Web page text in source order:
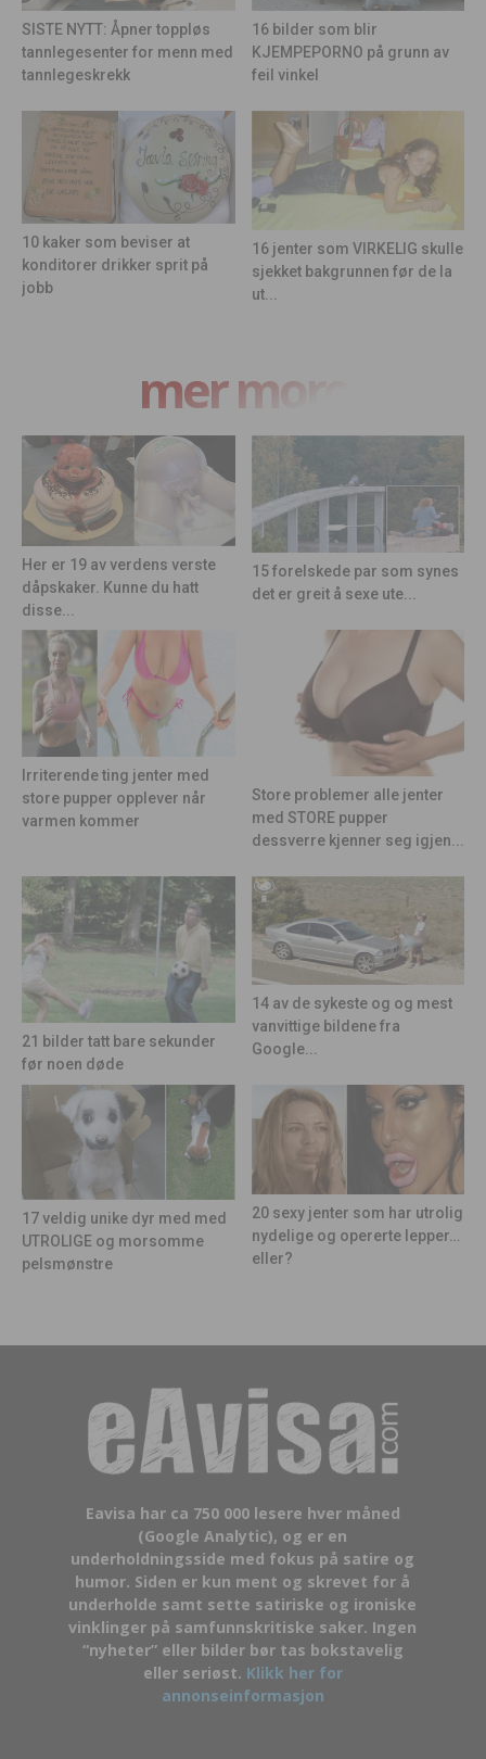
SISTE NYTT: Åpner toppløs
tannlegesenter for menn med
tannlegeskrekk
16 bilder som blir
KJEMPEPORNO på grunn av
feil vinkel
10 kaker som beviser at
konditorer drikker sprit på
jobb
16 jenter som VIRKELIG skulle
sjekket bakgrunnen før de la
ut...
mer moro
Her er 19 av verdens verste
dåpskaker. Kunne du hatt
disse...
15 forelskede par som synes
det er greit å sexe ute...
Irriterende ting jenter med
store pupper opplever når
varmen kommer
Store problemer alle jenter
med STORE pupper
dessverre kjenner seg igjen...
21 bilder tatt bare sekunder
før noen døde
14 av de sykeste og og mest
vanvittige bildene fra
Google...
17 veldig unike dyr med med
UTROLIGE og morsomme
pelsmønstre
20 sexy jenter som har utrolig
nydelige og opererte lepper…
eller?
Eavisa har ca 750 000 lesere hver måned
(Google Analytic), og er en
underholdningsside med fokus på satire og
humor. Siden er kun ment og skrevet for å
underholde samt sette satiriske og ironiske
vinklinger på samfunnskritiske saker. Ingen
“nyheter” eller bilder bør tas bokstavelig
eller seriøst. Klikk her for
annonseinformasjon